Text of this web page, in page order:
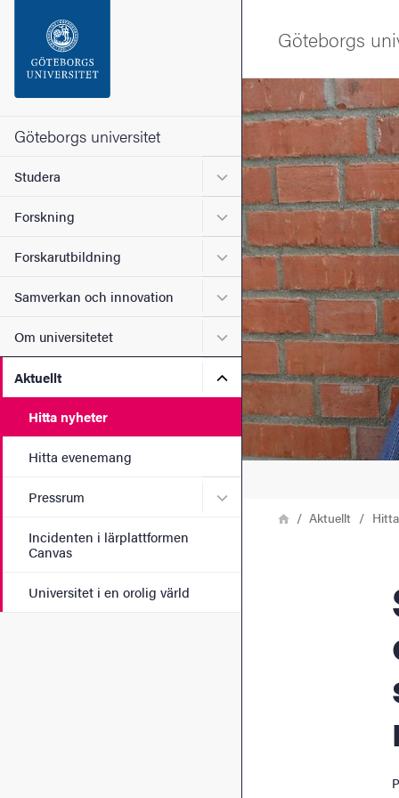
Sidfoten
Om webbplatsen
Göteborgs universitet
Studera Undermeny för Studera
Forskning Undermeny för Forskning
Forskarutbildning Undermeny för
Samverkan och innovation Undermeny för
Om universitetet Undermeny för Om
Aktuellt Undermeny för Aktuellt
Hitta nyheter
Hitta evenemang
Pressrum Undermeny för Pressrum
Incidenten i lärplattformen
Canvas
Universitet i en orolig värld
Göteborgs
Bild
LänkstigHemAktuellt